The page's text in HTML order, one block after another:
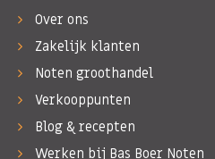
Over ons
Zakelijk klanten
Noten groothandel
Verkooppunten
Blog & recepten
Werken bij Bas Boer Noten